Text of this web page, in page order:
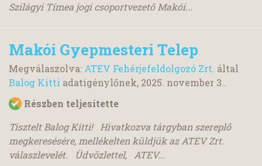
Szilágyi Tímea jogi csoportvezető Makói...
Makói Gyepmesteri Telep
Megválaszolva: ATEV Fehérjefeldolgozó Zrt. által
Balog Kitti adatigénylőnek, 2025. november 3..
Részben teljesítette
Tisztelt Balog Kitti! Hivatkozva tárgyban szereplő
megkeresésére, mellékelten küldjük az ATEV Zrt.
válaszlevelét. Üdvözlettel, ATEV...